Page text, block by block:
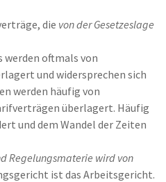
die von der Gesetzeslage
oftmals von
und widersprechen sich
werden häufig von
überlagert. Häufig
und dem Wandel der Zeiten
Regelungsmaterie wird von
ist das Arbeitsgericht.